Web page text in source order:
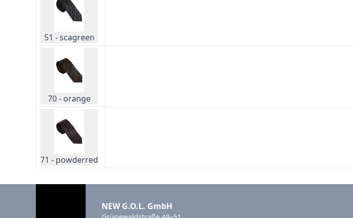
51 - scagreen
70 - orange
71 - powderred
NEW G.O.L. GmbH